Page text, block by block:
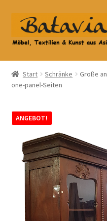
Zur
Navigation
springen
Zum
Inhalt
springen
Start
Accessoires
AGB
Anfahrt
Datenschutzbelehrung
Datenschutzerklärung
Heimtextilien
Start Schränke
Große
one-panel-Seiten
ANGEBOT!